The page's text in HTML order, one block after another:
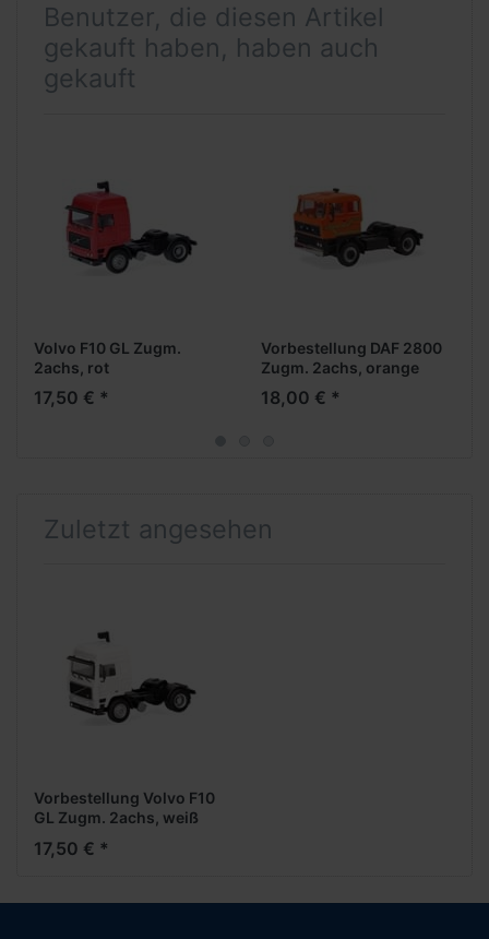
Benutzer, die diesen Artikel
gekauft haben, haben auch
gekauft
Volvo F10 GL Zugm.
2achs, rot
17,50 € *
Vorbestellung DAF 2800
Zugm. 2achs, orange
(NH05/06.2026)
18,00 € *
Zuletzt angesehen
Vorbestellung Volvo F10
GL Zugm. 2achs, weiß
17,50 € *